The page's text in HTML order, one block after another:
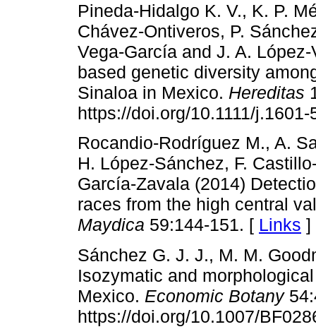
Pineda-Hidalgo K. V., K. P.
Chávez-Ontiveros, P.
Vega-García and J. A.
based genetic diversity
Sinaloa in Mexico. Hereditas
https://doi.org/10.1111/
Rocandio-Rodríguez M., A.
H. López-Sánchez, F.
García-Zavala (2014)
races from the high central
Maydica 59:144-151. [ Links ]
Sánchez G. J. J., M. M.
Isozymatic and
Mexico. Economic Botany
https://doi.org/10.1007/